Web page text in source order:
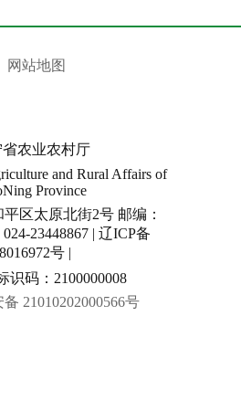
网站地图
农业农村厅
and Rural Affairs of
Province
区太原北街2号 邮编：
23448867 | 辽ICP备
号 |
识码：2100000008
21010202000566号